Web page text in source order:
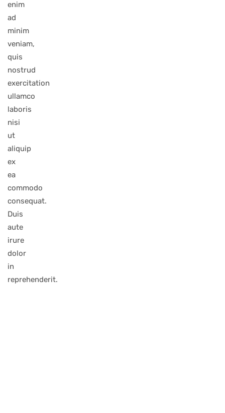
enim
ad
minim
veniam,
quis
nostrud
exercitation
ullamco
laboris
nisi
ut
aliquip
ex
ea
commodo
consequat.
Duis
aute
irure
dolor
in
reprehenderit.